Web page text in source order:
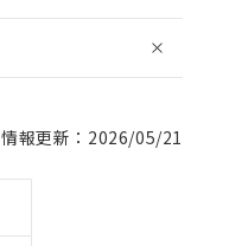
情報更新：2026/05/21